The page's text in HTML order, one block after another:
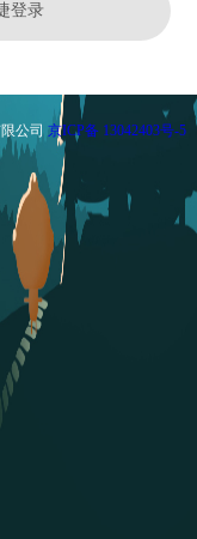
登录
公司 京ICP备 13042403号-5